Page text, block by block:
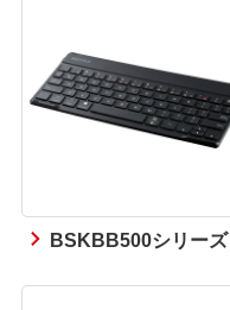
BSKBB500シリーズ